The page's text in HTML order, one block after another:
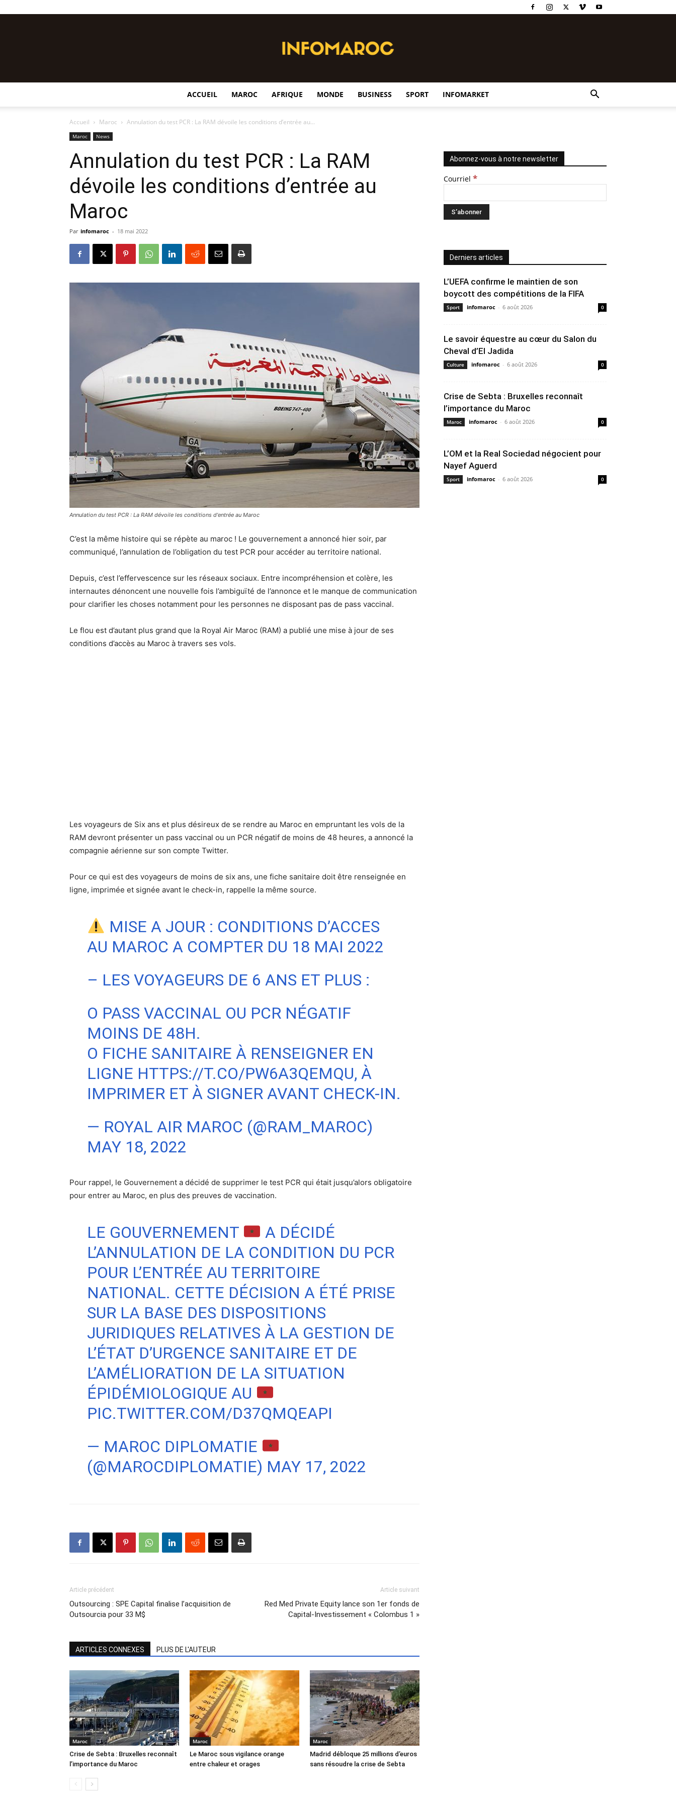
ACCUEIL MAROC AFRIQUE MONDE BUSINESS SPORT INFOMARKET
Accueil Maroc Annulation du test PCR : La RAM dévoile les conditions d’entrée au...
Maroc News
Annulation du test PCR : La RAM
dévoile les conditions d’entrée au
Maroc
Par infomaroc - 18 mai 2022
Annulation du test PCR : La RAM dévoile les conditions d'entrée au Maroc
C’est la même histoire qui se répète au maroc ! Le gouvernement a annoncé hier soir, par
communiqué, l’annulation de l’obligation du test PCR pour accéder au territoire national.
Depuis, c’est l’effervescence sur les réseaux sociaux. Entre incompréhension et colère, les
internautes dénoncent une nouvelle fois l’ambiguïté de l’annonce et le manque de communication
pour clarifier les choses notamment pour les personnes ne disposant pas de pass vaccinal.
Le flou est d’autant plus grand que la Royal Air Maroc (RAM) a publié une mise à jour de ses
conditions d’accès au Maroc à travers ses vols.
Les voyageurs de Six ans et plus désireux de se rendre au Maroc en empruntant les vols de la
RAM devront présenter un pass vaccinal ou un PCR négatif de moins de 48 heures, a annoncé la
compagnie aérienne sur son compte Twitter.
Pour ce qui est des voyageurs de moins de six ans, une fiche sanitaire doit être renseignée en
ligne, imprimée et signée avant le check-in, rappelle la même source.
MISE A JOUR : CONDITIONS D’ACCES
AU MAROC A COMPTER DU 18 MAI 2022
– LES VOYAGEURS DE 6 ANS ET PLUS :
O PASS VACCINAL OU PCR NÉGATIF
MOINS DE 48H.
O FICHE SANITAIRE À RENSEIGNER EN
LIGNE HTTPS://T.CO/PW6A3QEMQU, À
IMPRIMER ET À SIGNER AVANT CHECK-IN.
— ROYAL AIR MAROC (@RAM_MAROC)
MAY 18, 2022
Pour rappel, le Gouvernement a décidé de supprimer le test PCR qui était jusqu’alors obligatoire
pour entrer au Maroc, en plus des preuves de vaccination.
LE GOUVERNEMENT
A DÉCIDÉ
L’ANNULATION DE LA CONDITION DU PCR
POUR L’ENTRÉE AU TERRITOIRE
NATIONAL. CETTE DÉCISION A ÉTÉ PRISE
SUR LA BASE DES DISPOSITIONS
JURIDIQUES RELATIVES À LA GESTION DE
L’ÉTAT D’URGENCE SANITAIRE ET DE
L’AMÉLIORATION DE LA SITUATION
ÉPIDÉMIOLOGIQUE AU
PIC.TWITTER.COM/D37QMQEAPI
— MAROC DIPLOMATIE
(@MAROCDIPLOMATIE) MAY 17, 2022
Article précédent
Outsourcing : SPE Capital finalise l’acquisition de
Outsourcia pour 33 M$
Article suivant
Red Med Private Equity lance son 1er fonds de
Capital-Investissement « Colombus 1 »
ARTICLES CONNEXES PLUS DE L'AUTEUR
Maroc
Crise de Sebta : Bruxelles reconnaît
l’importance du Maroc
Maroc
Le Maroc sous vigilance orange
entre chaleur et orages
Maroc
Madrid débloque 25 millions d’euros
sans résoudre la crise de Sebta
Abonnez-vous à notre newsletter
Courriel *
Derniers articles
L’UEFA confirme le maintien de son
boycott des compétitions de la FIFA
Sport infomaroc - 6 août 2026 0
Le savoir équestre au cœur du Salon du
Cheval d’El Jadida
Culture infomaroc - 6 août 2026 0
Crise de Sebta : Bruxelles reconnaît
l’importance du Maroc
Maroc infomaroc - 6 août 2026 0
L’OM et la Real Sociedad négocient pour
Nayef Aguerd
Sport infomaroc - 6 août 2026 0